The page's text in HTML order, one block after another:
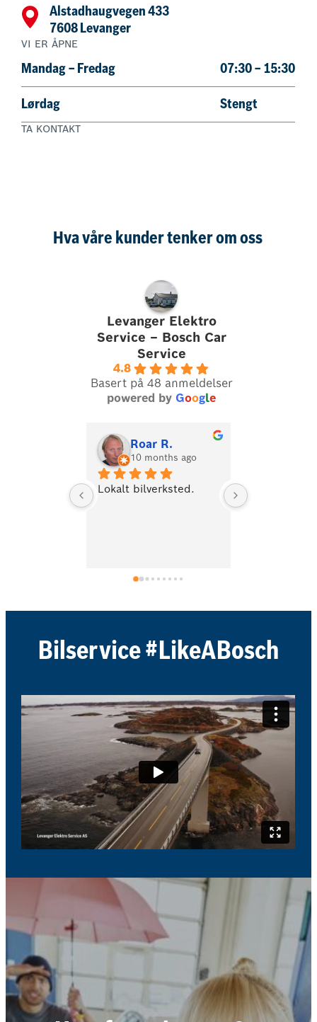
Alstadhaugvegen 433
7608 Levanger
VI ER ÅPNE
Mandag – Fredag 07:30 – 15:30
Lørdag Stengt
TA KONTAKT
Hva våre kunder tenker om oss
Levanger Elektro
Service – Bosch Car
Service
4.8
Basert på 48 anmeldelser
powered by Google
Roar R.
10 months ago
Lokalt bilverksted.
Levanger
sterkeste.
Bilservice #LikeABosch